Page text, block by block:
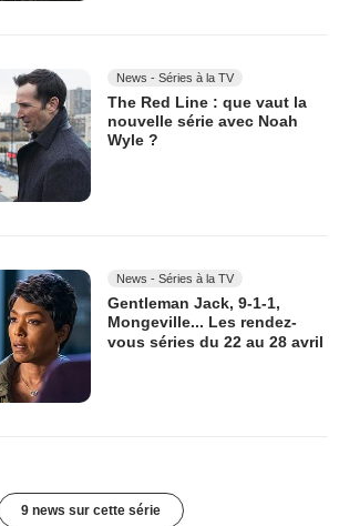
News - Séries à la TV
The Red Line : que vaut la
nouvelle série avec Noah
Wyle ?
News - Séries à la TV
Gentleman Jack, 9-1-1,
Mongeville... Les rendez-
vous séries du 22 au 28 avril
9 news sur cette série